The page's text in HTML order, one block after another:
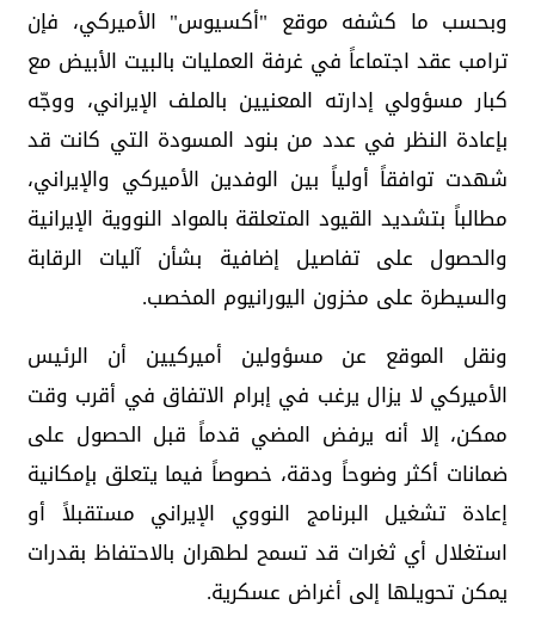
وبحسب ما كشفه موقع "أكسيوس" الأميركي، فإن
ترامب عقد اجتماعاً في غرفة العمليات بالبيت الأبيض مع
كبار مسؤولي إدارته المعنيين بالملف الإيراني، ووجّه
بإعادة النظر في عدد من بنود المسودة التي كانت قد
شهدت توافقاً أولياً بين الوفدين الأميركي والإيراني،
مطالباً بتشديد القيود المتعلقة بالمواد النووية الإيرانية
والحصول على تفاصيل إضافية بشأن آليات الرقابة
والسيطرة على مخزون اليورانيوم المخصب.
ونقل الموقع عن مسؤولين أميركيين أن الرئيس
الأميركي لا يزال يرغب في إبرام الاتفاق في أقرب وقت
ممكن، إلا أنه يرفض المضي قدماً قبل الحصول على
ضمانات أكثر وضوحاً ودقة، خصوصاً فيما يتعلق بإمكانية
إعادة تشغيل البرنامج النووي الإيراني مستقبلاً أو
استغلال أي ثغرات قد تسمح لطهران بالاحتفاظ بقدرات
يمكن تحويلها إلى أغراض عسكرية.